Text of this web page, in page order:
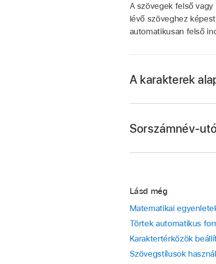
A szövegek felső
lévő szöveghez
automatikusan felső
A karakterek
Ha nem látja a
Sorszámnév-
Kapcsolja be a
Lásd még
Matematikai
Törtek automatikus
Karaktertérközök
Szövegstílusok